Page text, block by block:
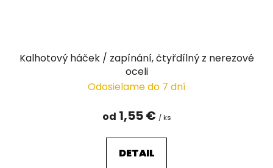
Kalhotový háček / zapínání, čtyřdílný z nerezové
oceli
Odosielame do 7 dní
od 1,55 € / ks
DETAIL